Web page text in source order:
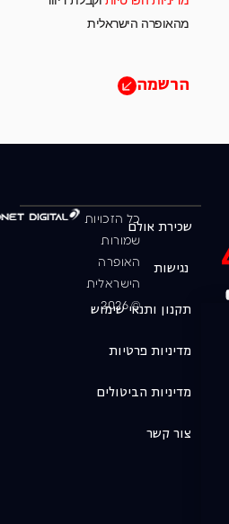
מהאופרה הישראלית
הרשמה
כל הזכויות
שמורות
האופרה
הישראלית
© 2026
שכירת אולם
נגישות
תקנון ותנאי שימוש
מדיניות פרטיות
מדיניות הביטולים
צור קשר